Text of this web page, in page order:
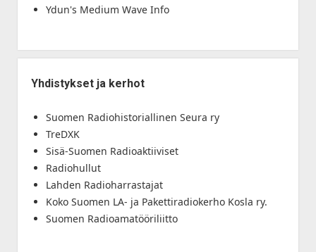
Ydun's Medium Wave Info
Yhdistykset ja kerhot
Suomen Radiohistoriallinen Seura ry
TreDXK
Sisä-Suomen Radioaktiiviset
Radiohullut
Lahden Radioharrastajat
Koko Suomen LA- ja Pakettiradiokerho Kosla ry.
Suomen Radioamatööriliitto